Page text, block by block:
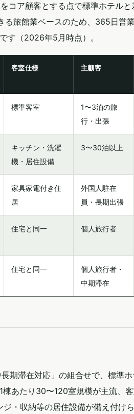
コア顧客とする点で標準ホテルと
旅館業ベースのため、365日営
す（2026年5月時点）。
客室仕様 主顧客
標準客室
1〜3泊の旅
行・出張
キッチン・洗濯
機・居住設備
3〜30泊以上
家具家電付き住
居
外国人駐在
員・長期出張
住宅と同一 個人旅行者
住宅と同一
個人旅行者・
中期滞在
期滞在対応」の組合せで、標準ホ
あたり30〜120室規模が主流、
・収納等の居住設備が備え付け